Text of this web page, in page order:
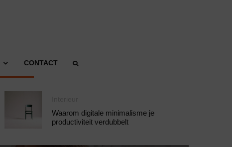
CONTACT
Waarom digitale minimalisme je
productiviteit verdubbelt